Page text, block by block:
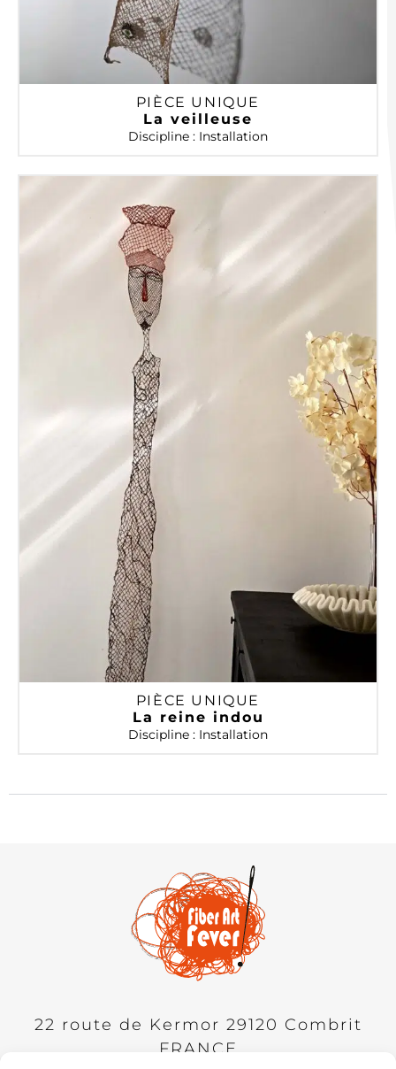
PIÈCE UNIQUE
La veilleuse
Discipline : Installation
PIÈCE UNIQUE
La reine indou
Discipline : Installation
22 route de Kermor 29120 Combrit
FRANCE